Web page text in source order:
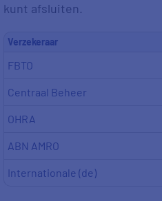
kunt afsluiten.
Verzekeraar
FBTO
Centraal Beheer
OHRA
ABN AMRO
Internationale (de)